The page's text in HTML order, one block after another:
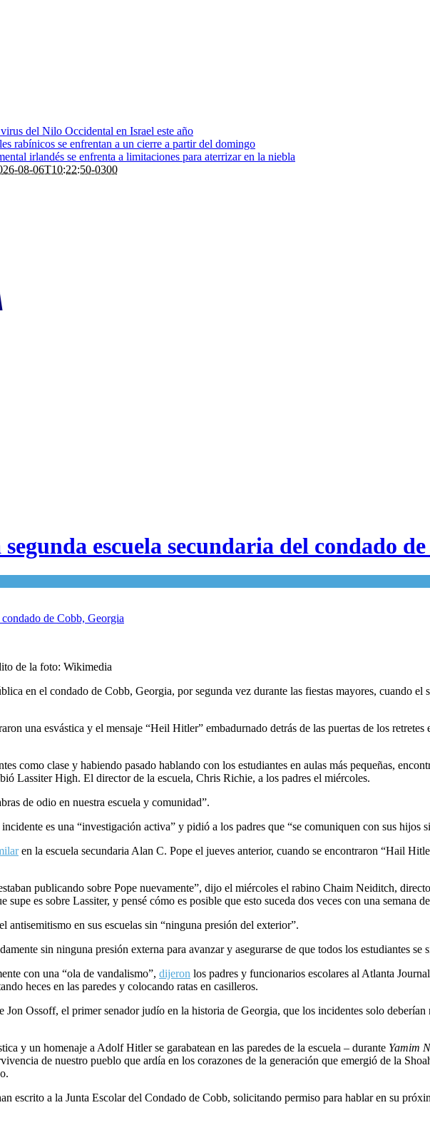
del Nilo Occidental en Israel este año
rabínicos se enfrentan a un cierre a partir del domingo
irlandés se enfrenta a limitaciones para aterrizar en la niebla
08-06T10:22:50-0300
escuela secundaria del condado
de la foto: Wikimedia
en el condado de Cobb, Georgia, por segunda vez durante las fiestas mayores, cuando
una esvástica y el mensaje “Heil Hitler” embadurnado detrás de las puertas de los retretes
como clase y habiendo pasado hablando con los estudiantes en aulas más pequeñas,
Lassiter High. El director de la escuela, Chris Richie, a los padres el miércoles.
de odio en nuestra escuela y comunidad”.
es una “investigación activa” y pidió a los padres que “se comuniquen con sus hijos
en la escuela secundaria Alan C. Pope el jueves anterior, cuando se encontraron “Hail
publicando sobre Pope nuevamente”, dijo el miércoles el rabino Chaim Neiditch,
es sobre Lassiter, y pensé cómo es posible que esto suceda dos veces con una semana
en sus escuelas sin “ninguna presión del exterior”.
sin ninguna presión externa para avanzar y asegurarse de que todos los estudiantes se
con una “ola de vandalismo”, dijeron los padres y funcionarios escolares al Atlanta
heces en las paredes y colocando ratas en casilleros.
Ossoff, el primer senador judío en la historia de Georgia, que los incidentes solo
y un homenaje a Adolf Hitler se garabatean en las paredes de la escuela – durante Yamim
de nuestro pueblo que ardía en los corazones de la generación que emergió de la
escrito a la Junta Escolar del Condado de Cobb, solicitando permiso para hablar en su